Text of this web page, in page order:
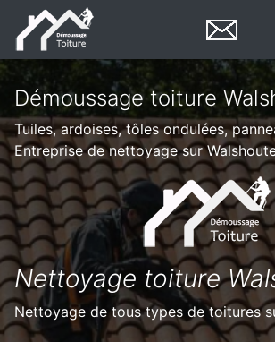
Démoussage toiture
Tuiles, ardoises, tôles ondulées,
Entreprise de nettoyage sur
Nettoyage toiture
Nettoyage de tous types de toitures